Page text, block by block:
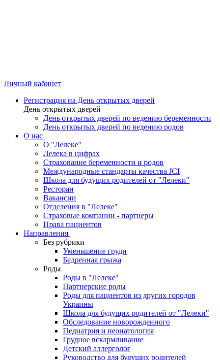
Личный кабинет
Регистрация на День открытых дверей
День открытых дверей
День открытых дверей по ведению беременности
День открытых дверей по ведению родов
О нас
О "Лелеке"
Лелека в цифрах
Страхование беременности и родов
Международные стандарты качества JCI
Школа для будущих родителей от "Лелеки"
Ресторан
Вакансии
Отделения в "Лелеке"
Страховые компании - партнеры
Права пациентов
Направления
Без рубрики
Уменьшение груди
Бедренная грыжа
Роды
Роды в "Лелеке"
Партнерские роды
Роды для пациентов из других городов
Украины
Школа для будущих родителей от "Лелеки"
Обследование новорожденного
Педиатрия и неонатология
Грудное вскармливание
Детский аллерголог
Руководство для будущих родителей